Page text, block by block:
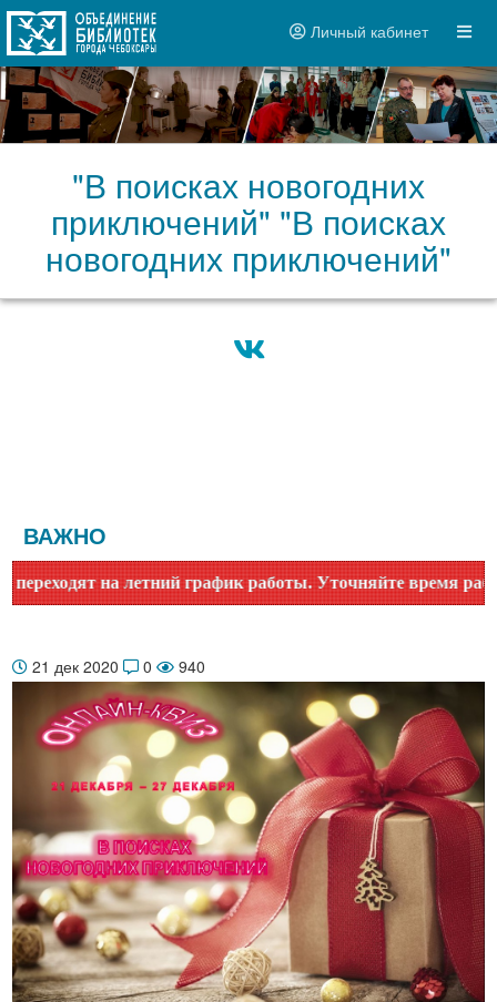
Личный кабинет
"В поисках новогодних
приключений" "В поисках
новогодних приключений"
ВАЖНО
на летний график работы. Уточняйте время работы
21 дек 2020 0 940